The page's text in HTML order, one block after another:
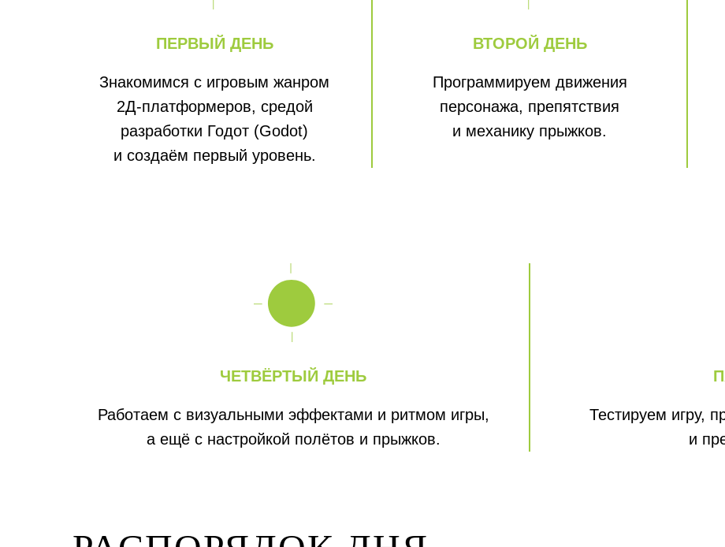
ПЕРВЫЙ ДЕНЬ
Знакомимся с игровым жанром
2Д-платформеров, средой
разработки Годот (Godot)
и создаём первый уровень.
ВТОРОЙ ДЕНЬ
Программируем движения
персонажа, препятствия
и механику прыжков.
ЧЕТВЁРТЫЙ ДЕНЬ
Работаем с визуальными эффектами и ритмом игры,
а ещё с настройкой полётов и прыжков.
Тестируем игру,
и